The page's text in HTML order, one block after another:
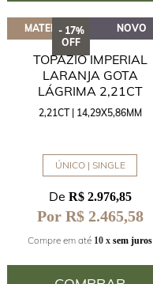
- 17%
OFF
MATERIAL NOVO
TOPÁZIO IMPERIAL
LARANJA GOTA
LÁGRIMA 2,21CT
2,21CT | 14,29X5,86MM
ÚNICO | SINGLE
De R$ 2.976,85
Por R$ 2.465,58
Compre em até 10 x sem juros